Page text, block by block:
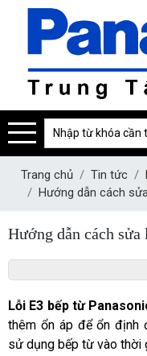
Trang chủ Tin tức
Hướng dẫn cách
Hướng dẫn cách
Lỗi E3 bếp từ
thêm ổn áp để ổn định
sử dụng bếp từ vào thời